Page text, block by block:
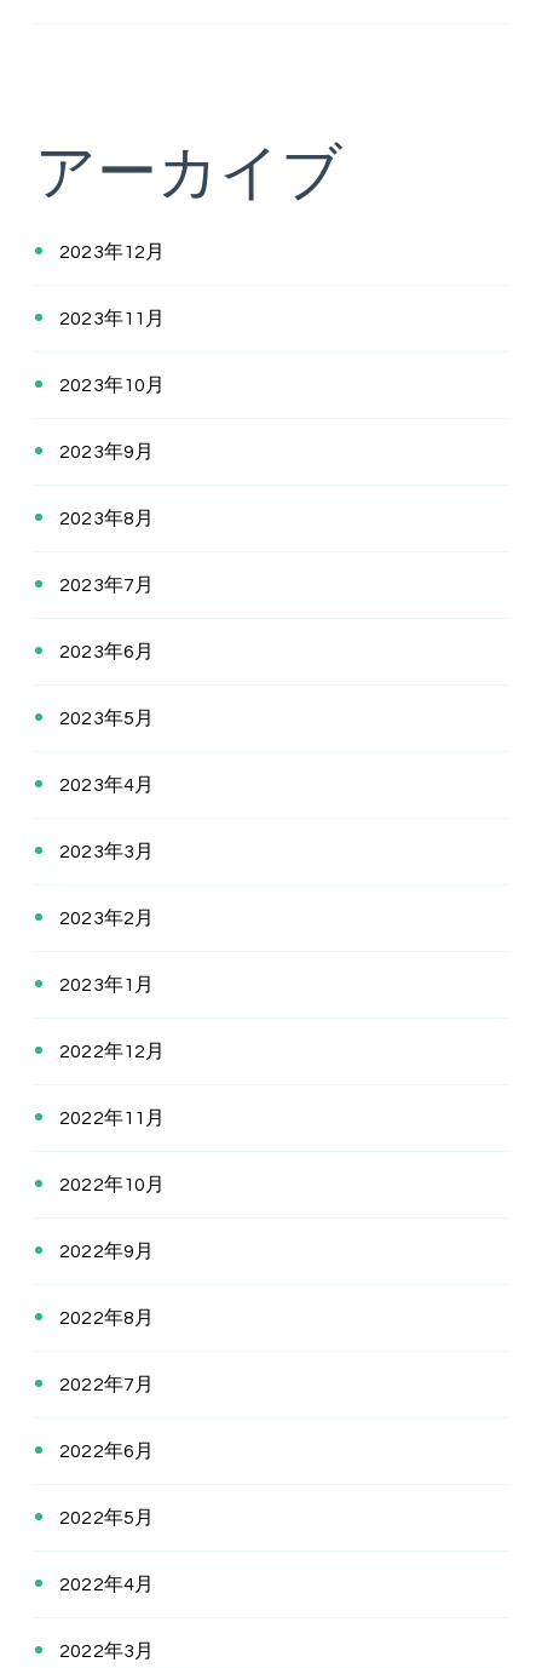
アーカイブ
2023年12月
2023年11月
2023年10月
2023年9月
2023年8月
2023年7月
2023年6月
2023年5月
2023年4月
2023年3月
2023年2月
2023年1月
2022年12月
2022年11月
2022年10月
2022年9月
2022年8月
2022年7月
2022年6月
2022年5月
2022年4月
2022年3月